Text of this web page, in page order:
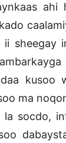
ahi
ii sheegay
kusoo
ma
la socdo,